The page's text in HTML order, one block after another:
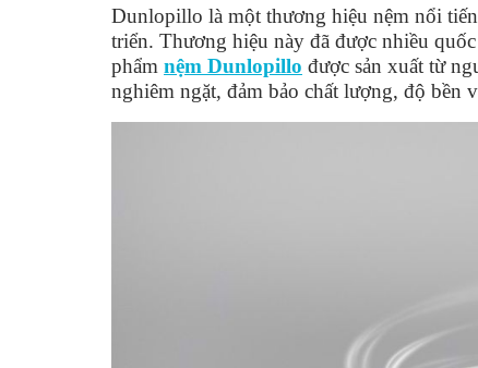
Dunlopillo là một thương hiệu nệm nổi
triển. Thương hiệu này đã được nhiều
phẩm nệm Dunlopillo được sản xuất từ
nghiêm ngặt, đảm bảo chất lượng, độ bền